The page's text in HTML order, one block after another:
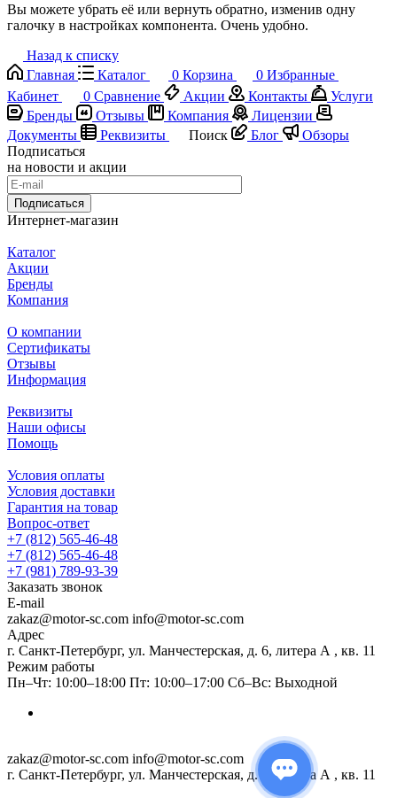
Вы можете убрать её или вернуть обратно, изменив одну
галочку в настройках компонента. Очень удобно.
Назад к списку
Главная
Каталог 0 Корзина 0 Избранные
Кабинет
0 Сравнение Акции Контакты
Услуги
Бренды
Отзывы Компания
Лицензии
Документы
Реквизиты Поиск Блог
Обзоры
Подписаться
на новости и акции
Подписаться
Интернет-магазин
Каталог
Акции
Бренды
Компания
О компании
Сертификаты
Отзывы
Информация
Реквизиты
Наши офисы
Помощь
Условия оплаты
Условия доставки
Гарантия на товар
Вопрос-ответ
+7 (812) 565-46-48
+7 (812) 565-46-48
+7 (981) 789-93-39
Заказать звонок
E-mail
zakaz@motor-sc.com info@motor-sc.com
Адрес
г. Санкт-Петербург, ул. Манчестерская, д. 6, литера А , кв. 11
Режим работы
Пн–Чт: 10:00–18:00 Пт: 10:00–17:00 Сб–Вс: Выходной
zakaz@motor-sc.com info@motor-sc.com
г. Санкт-Петербург, ул. Манчестерская, д. 6, литера А , кв. 11